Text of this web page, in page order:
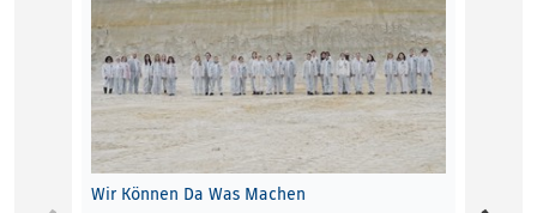
Wir Können Da Was Machen